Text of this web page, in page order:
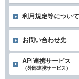
利用規定等について
お問い合わせ先
API連携サービス
（外部連携サービス）